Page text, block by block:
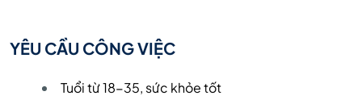
YÊU CẦU CÔNG VIỆC
Tuổi từ 18-35, sức khỏe tốt